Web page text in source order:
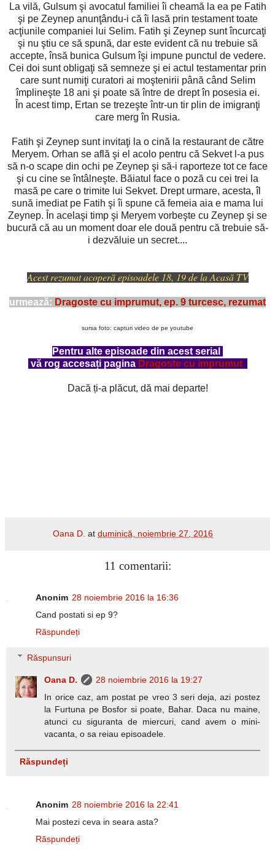
La vilă, Gulsum şi avocatul familiei îi cheamă la ea pe Fatih
şi pe Zeynep anunţându-i că îi lasă prin testament toate
acţiunile companiei lui Selim. Fatih şi Zeynep sunt încurcaţi
şi nu ştiu ce să spună, dar este evident că nu trebuie să
accepte, însă bunica Gulsum îşi impune punctul de vedere.
Cei doi sunt obligaţi să semneze şi ei actul testamentar prin
care sunt numiţi curatori ai moştenirii până când Selim
împlineşte 18 ani şi poate să între de drept în posesia ei.
În acest timp, Ertan se trezeşte într-un tir plin de imigranţi
care merg în Rusia.
Fatih şi Zeynep sunt invitaţi la o cină la restaurant de către
Meryem. Orhan se află şi el acolo pentru că Sekvet l-a pus
să n-o scape din ochi pe Zeynep şi să-i raporteze tot ce face
şi cu cine se întâlneşte. Băiatul face o poză cu cei trei la
masă pe care o trimite lui Sekvet. Drept urmare, acesta, îl
sună imediat pe Fatih şi îi spune că femeia aia e mama lui
Zeynep. În acelaşi timp şi Meryem vorbeşte cu Zeynep şi se
bucură că au un moment doar ele două pentru că trebuie să-
i dezvăluie un secret....
Acest rezumat acoperă episoadele 18, 19 de la Acasă TV
urmează: Dragoste cu imprumut, ep. 9 turcesc, rezumat
sursa foto: capturi video de pe youtube
Pentru alte episoade din acest serial
vă rog accesați pagina Dragoste cu imprumut.
Dacă ți-a plăcut, dă mai departe!
Oana D. atduminică, noiembrie 27, 2016
11 comentarii:
Anonim 28 noiembrie 2016 la 16:36
Cand postati si ep 9?
Răspundeți
Răspunsuri
Oana D.
28 noiembrie 2016 la 19:27
In orice caz, am postat pe vreo 3 seri deja, azi postez
la Furtuna pe Bosfor si poate, Bahar. Daca nu maine,
atunci cu siguranta de miercuri, cand avem o mini-
vacanta, o sa reiau episoadele.
Răspundeți
Anonim 28 noiembrie 2016 la 22:41
Mai postezi ceva in seara asta?
Răspundeți